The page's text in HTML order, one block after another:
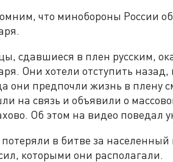
что минобороны России
сдавшиеся в плен русским,
Они хотели отступить
они предпочли жизнь в плену
на связь и объявили о
Об этом на видео поведал
в битве за
которыми они располагали.